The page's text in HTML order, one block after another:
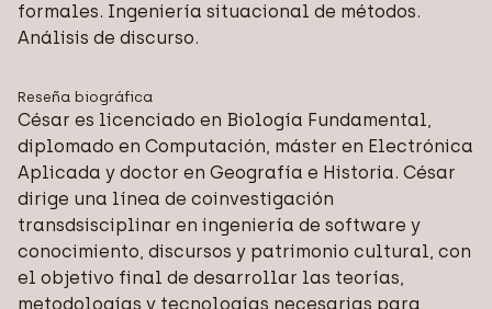
formales. Ingeniería situacional de métodos.
Análisis de discurso.
Reseña biográfica
César es licenciado en Biología Fundamental,
diplomado en Computación, máster en Electrónica
Aplicada y doctor en Geografía e Historia. César
dirige una línea de coinvestigación
transdsisciplinar en ingeniería de software y
conocimiento, discursos y patrimonio cultural, con
el objetivo final de desarrollar las teorías,
metodologías y tecnologías necesarias para